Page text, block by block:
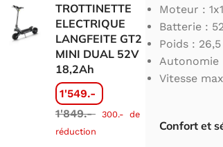
TROTTINETTE
ELECTRIQUE
LANGFEITE GT2
MINI DUAL 52V
18,2Ah
1'549.-
1'849.- 300.- de
réduction
Moteur :
Batterie :
Poids :
Autonomie
Vitesse
Confort et